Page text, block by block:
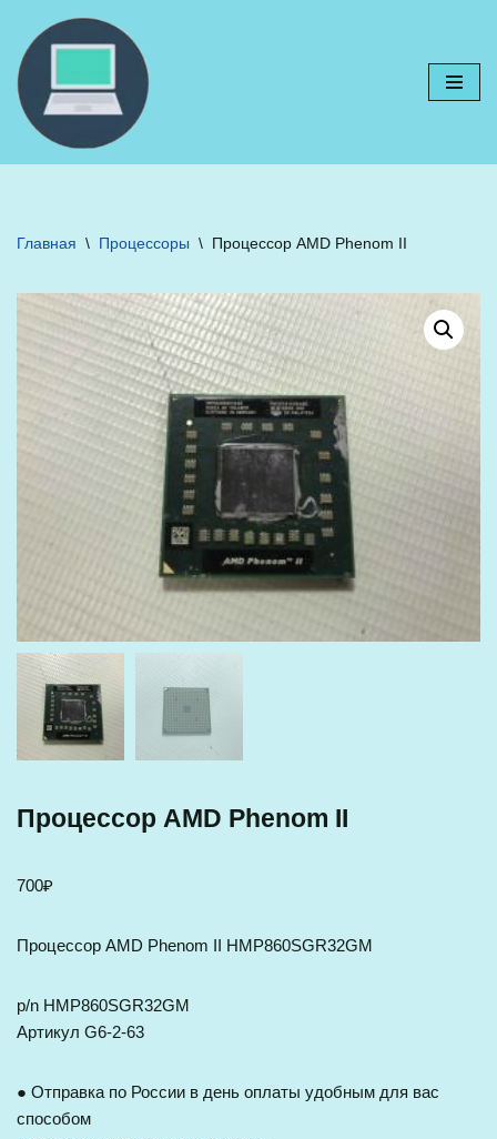
Перейти
к
содержимому
Главная \ Процессоры \ Процессор AMD Phenom II
Процессор AMD Phenom II
700₽
Процессор AMD Phenom II HMP860SGR32GM
p/n HMP860SGR32GM
Артикул G6-2-63
● Отправка по России в день оплаты удобным для вас
способом